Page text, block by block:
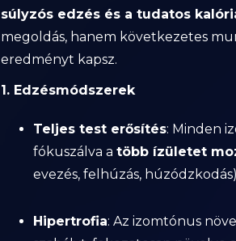
súlyzós edzés és a tudatos
megoldás, hanem következetes
eredményt kapsz.
1. Edzésmódszerek
Teljes test erősítés: Minden
fókuszálva a több ízületet
evezés, felhúzás,
Hipertrofia: Az izomtónus